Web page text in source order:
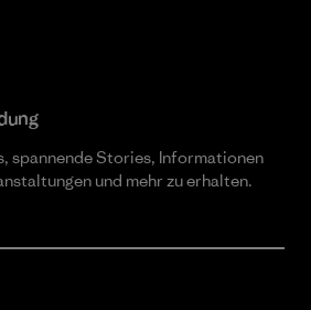
spannende Stories, Informationen
und mehr zu erhalten.